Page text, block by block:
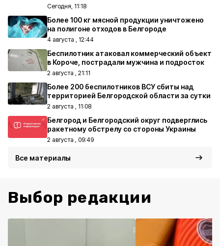
Сегодня, 11:18
Более 100 кг мясной продукции уничтожено
на полигоне отходов в Белгороде
4 августа , 12:44
Беспилотник атаковал коммерческий объект
в Короче, пострадали мужчина и подросток
2 августа , 21:11
Более 200 беспилотников ВСУ сбиты над
территорией Белгородской области за сутки
2 августа , 11:08
Белгород и Белгородский округ подверглись
ракетному обстрелу со стороны Украины
2 августа , 09:49
Все материалы
Выбор редакции